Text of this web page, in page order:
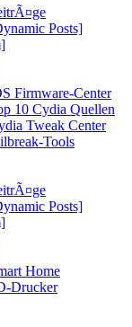
Posts]
Firmware-Center
10 Cydia Quellen
Tweak Center
Tools
Posts]
Home
Drucker